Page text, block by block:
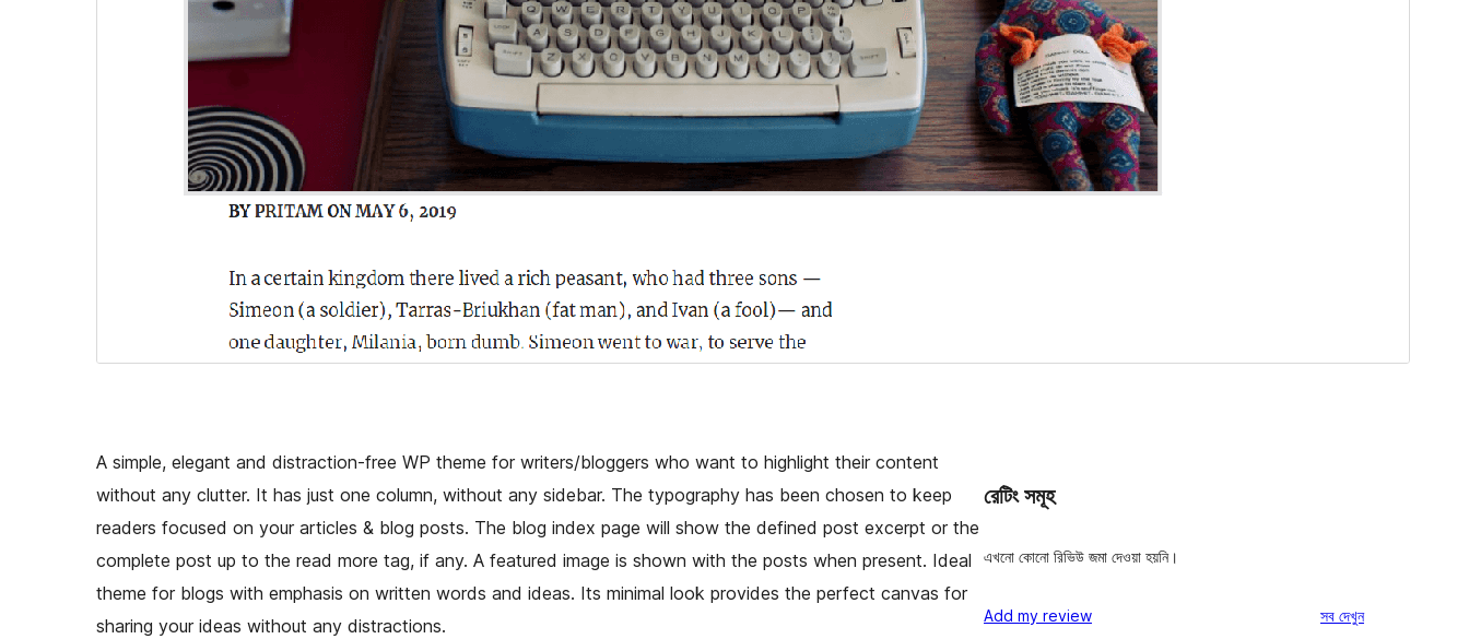
A simple, elegant and distraction-free WP theme for writers/bloggers who want to highlight their content
without any clutter. It has just one column, without any sidebar. The typography has been chosen to keep
readers focused on your articles & blog posts. The blog index page will show the defined post excerpt or the
complete post up to the read more tag, if any. A featured image is shown with the posts when present. Ideal
theme for blogs with emphasis on written words and ideas. Its minimal look provides the perfect canvas for
sharing your ideas without any distractions.
রেটিং সমূহ
এখনো কোনো রিভিউ জমা দেওয়া হয়নি।
Add my review সবরিভিউ
দেখুন